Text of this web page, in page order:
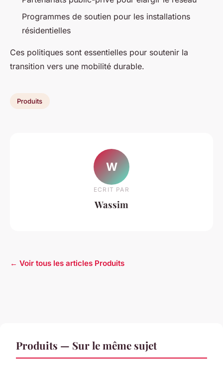
Programmes de soutien pour les installations
résidentielles
Ces politiques sont essentielles pour soutenir la
transition vers une mobilité durable.
Produits
W
ECRIT PAR
Wassim
← Voir tous les articles Produits
Produits — Sur le même sujet